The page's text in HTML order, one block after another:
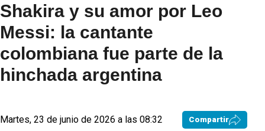
Shakira y su amor por Leo
Messi: la cantante
colombiana fue parte de la
hinchada argentina
Martes, 23 de junio de 2026 a las 08:32 Compartir